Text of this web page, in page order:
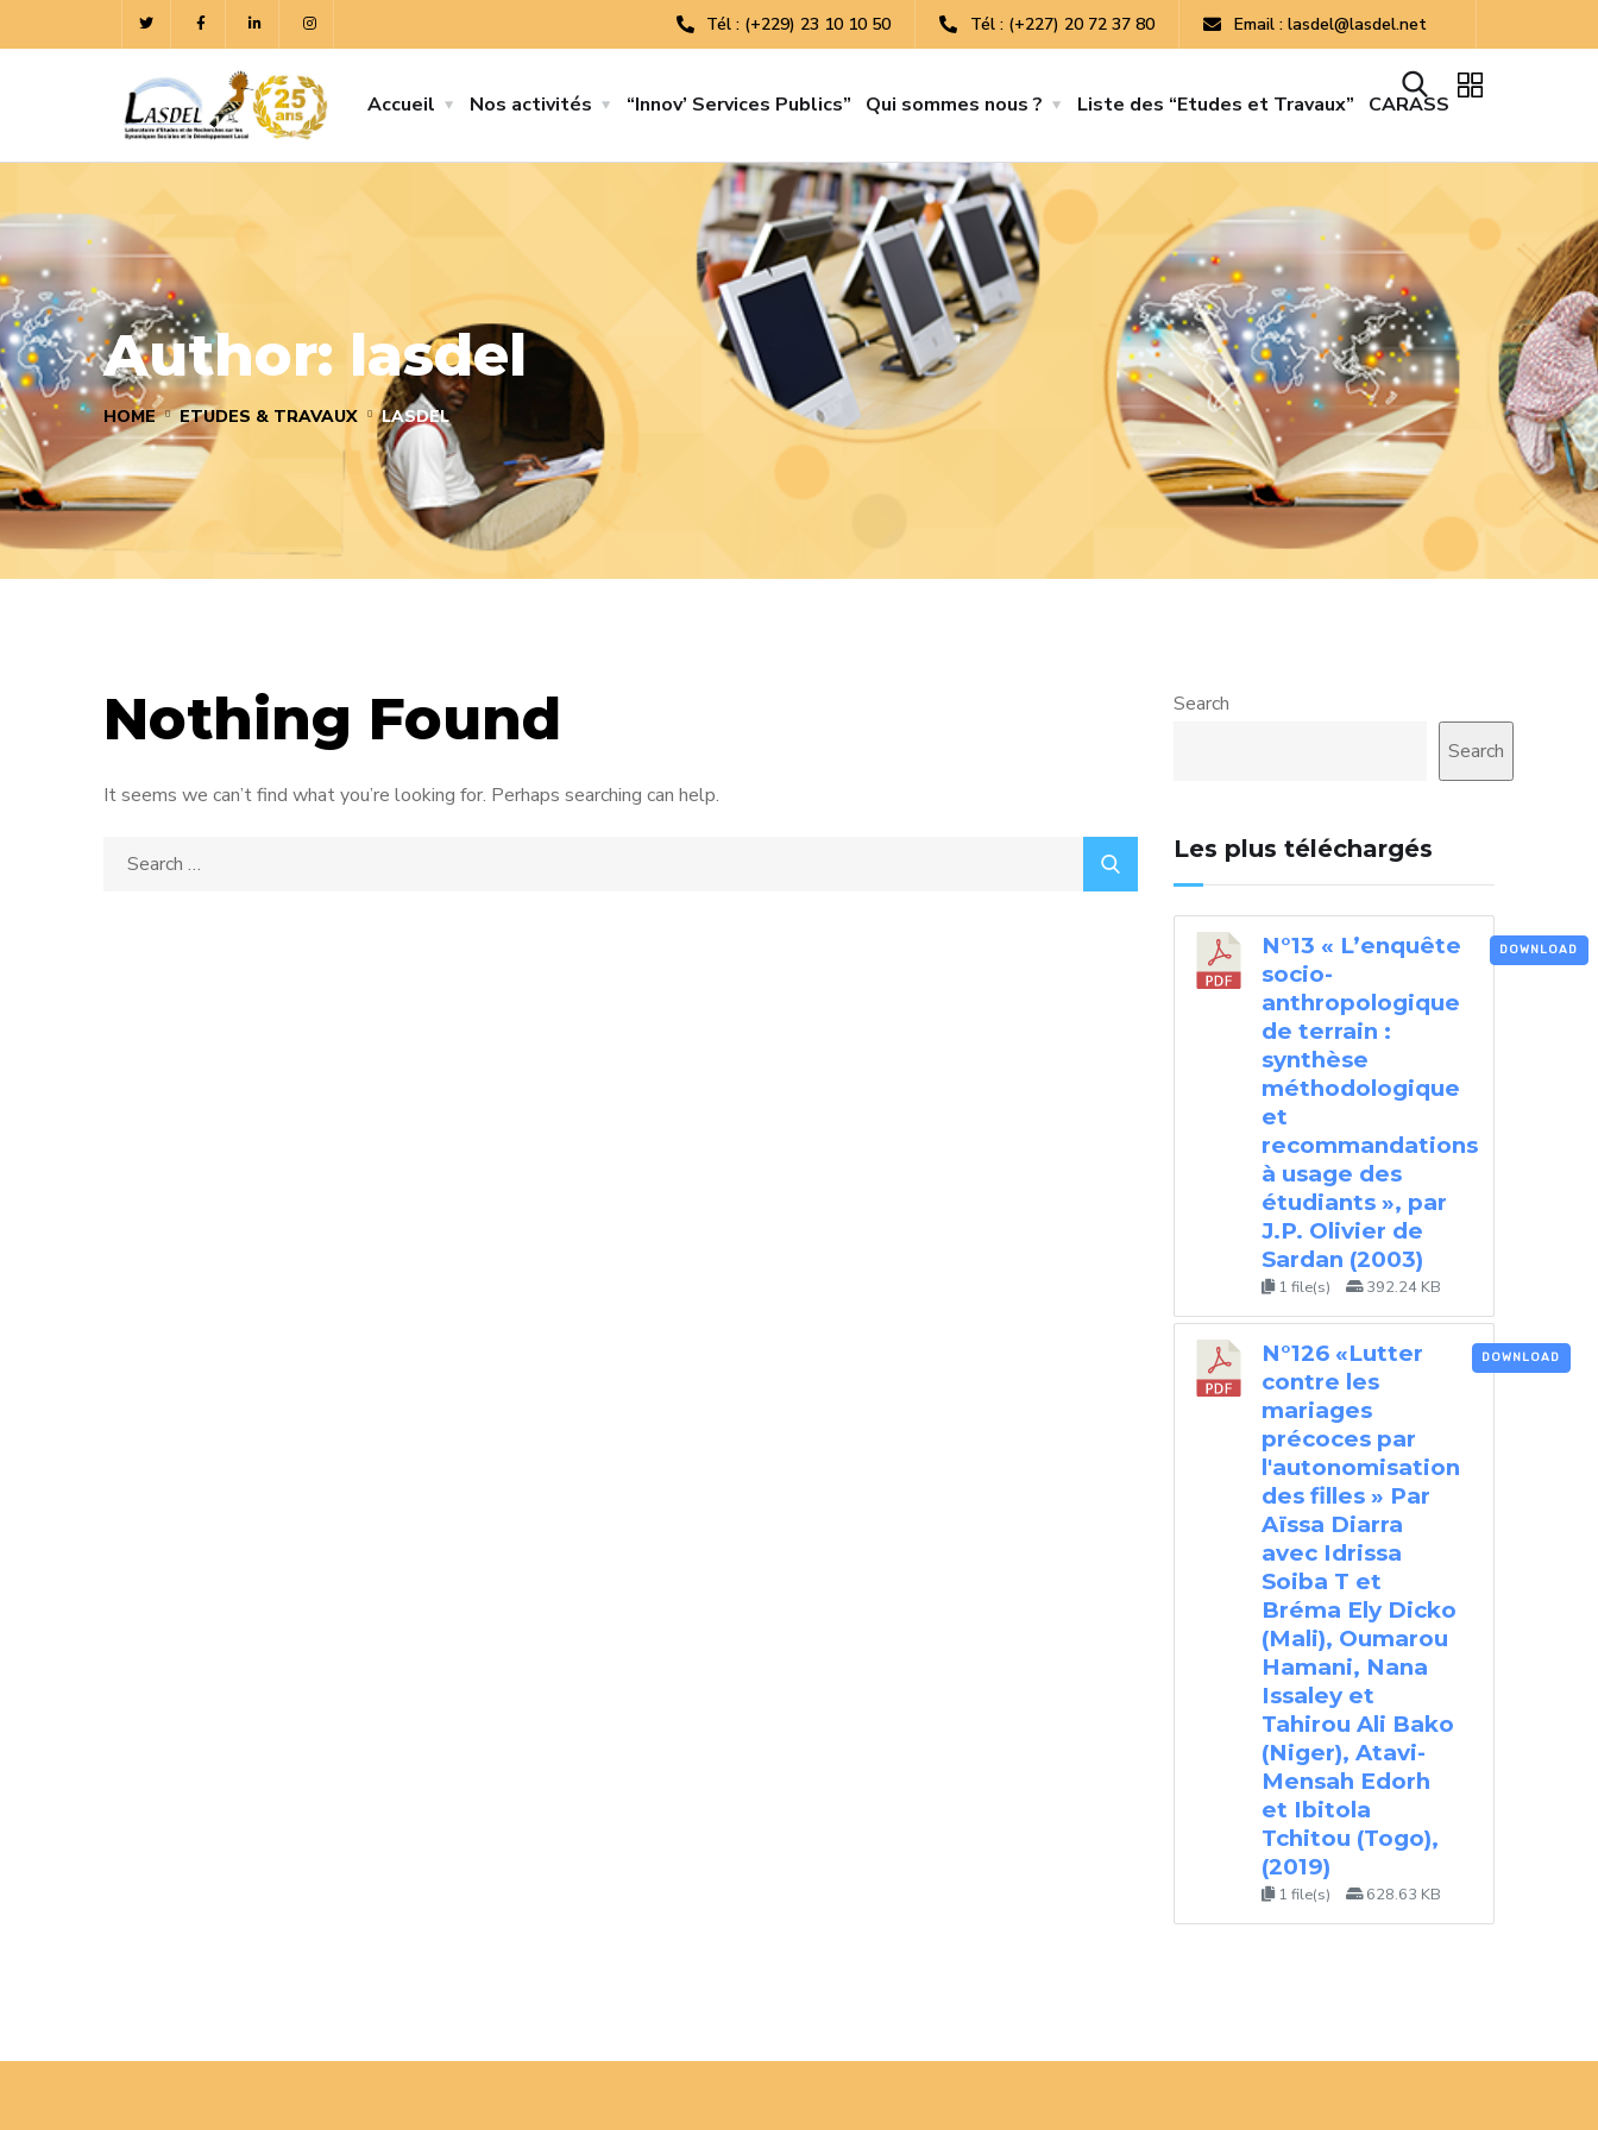
Tél : (+229) 23 10 10 50 Tél : (+227) 20 72 37 80 Email : lasdel@lasdel.net
Accueil Nos activités “Innov’ Services Publics” Qui sommes nous ? Liste des “Etudes et Travaux” CARASS
Author: lasdel
HOME ETUDES & TRAVAUX LASDEL
Nothing Found
It seems we can’t find what you’re looking for. Perhaps searching can help.
Search
Search
Les plus téléchargés
N°13 « L’enquête
socio-
anthropologique
de terrain :
synthèse
méthodologique
et
recommandations
à usage des
étudiants », par
J.P. Olivier de
Sardan (2003)
1 file(s) 392.24 KB
DOWNLOAD
N°126 «Lutter
contre les
mariages
précoces par
l'autonomisation
des filles » Par
Aïssa Diarra
avec Idrissa
Soiba T et
Bréma Ely Dicko
(Mali), Oumarou
Hamani, Nana
Issaley et
Tahirou Ali Bako
(Niger), Atavi-
Mensah Edorh
et Ibitola
Tchitou (Togo),
(2019)
1 file(s) 628.63 KB
DOWNLOAD